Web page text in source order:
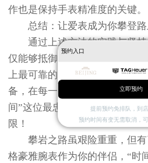
作也是保持手表精准度的关键。
总结：让爱表成为你攀登路
通过上述方法的实践与坚持
仅能够抵御户外探险中的各种
上最可靠的伙伴。记住，在每
备，在每一次征服之后给予适
间”这位最忠实的朋友才能始终
限！
攀岩之路虽艰险重重，但有
格豪雅腕表作为你的伴侣，“时
预约入口
立即预约
提前预约免排队，到
预约时间有变无需取消，